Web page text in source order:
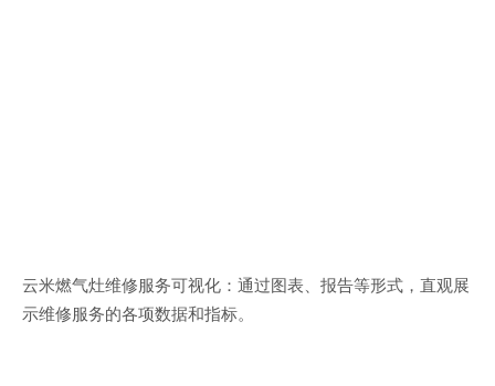
云米燃气灶维修服务可视化：通过图表、报告等形式，直观展
示维修服务的各项数据和指标。